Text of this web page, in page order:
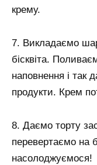
крему.
7. Викладаємо
бісквіта.
наповнення і так
продукти. Крем
8. Даємо торту
перевертаємо на
насолоджуємося!